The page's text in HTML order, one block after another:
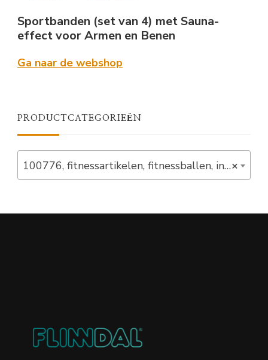
Sportbanden (set van 4) met Sauna-
effect voor Armen en Benen
Ga naar de webshop
PRODUCTCATEGORIEËN
×
100776, fitnessartikelen, fitnessballen, in_stock (6)